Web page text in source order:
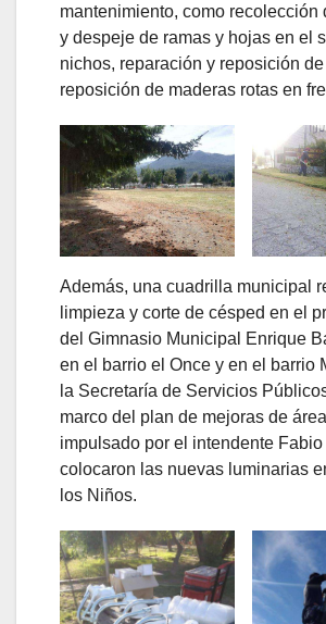
mantenimiento, como recolección
y despeje de ramas y hojas en el
nichos, reparación y reposición
reposición de maderas rotas en
Además, una cuadrilla municipal
limpieza y corte de césped en el
del Gimnasio Municipal Enrique
en el barrio el Once y en el barrio
la Secretaría de Servicios
marco del plan de mejoras de
impulsado por el intendente
colocaron las nuevas luminarias
los Niños.